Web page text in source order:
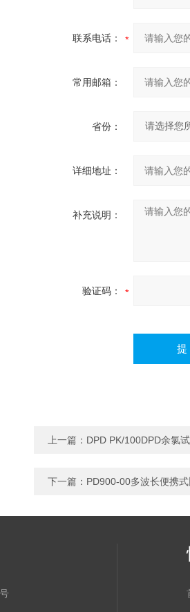
联系电话：
常用邮箱：
省份：
详细地址：
补充说明：
验证码：
上一篇： DPD PK/100DPD余氯
下一篇： PD900-00多波长便携